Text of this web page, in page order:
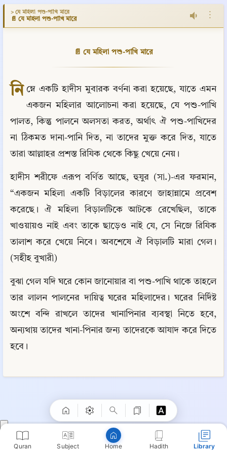
Quran Subject Home Hadith Library
> যে মহিলা পশু-পাখি মারে
📄 যে মহিলা পশু-পাখি মারে ⋮
📄 যে মহিলা পশু-পাখি মারে
নি ম্নে একটি হাদীস মুবারক বর্ণনা করা হয়েছে, যাতে এমন
একজন মহিলার আলোচনা করা হয়েছে, যে পশু-পাখি
পালত, কিন্তু পালনে অলসতা করত, অর্থাৎ ঐ পশু-পাখিদের
না ঠিকমত দানা-পানি দিত, না তাদের মুক্ত করে দিত, যাতে
তারা আল্লাহর প্রশস্ত রিযিক থেকে কিছু খেয়ে নেয়।
হাদীস শরীফে এরূপ বর্ণিত আছে, হুযুর (সা.)-এর ফরমান,
“একজন মহিলা একটি বিড়ালের কারণে জাহান্নামে প্রবেশ
করেছে। ঐ মহিলা বিড়ালটিকে আটকে রেখেছিল, তাকে
খাওয়ায়ও নাই এবং তাকে ছাড়েও নাই যে, সে নিজে রিযিক
তালাশ করে খেয়ে নিবে। অবশেষে ঐ বিড়ালটি মারা গেল।
(সহীহ বুখারী)
বুঝা গেল যদি ঘরে কোন জানোয়ার বা পশু-পাখি থাকে তাহলে
তার লালন পালনের দায়িত্ব ঘরের মহিলাদের। ঘরের নির্দিষ্ট
অংশে বন্দি রাখলে তাদের খানাপিনার ব্যবস্থা নিতে হবে,
অন্যথায় তাদের খানা-পিনার জন্য তাদেরকে আযাদ করে দিতে
হবে।